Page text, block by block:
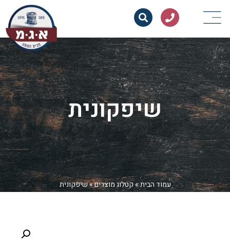
שיפקונית
עמוד הבית»קטלוג מוצרים»שיפקונית